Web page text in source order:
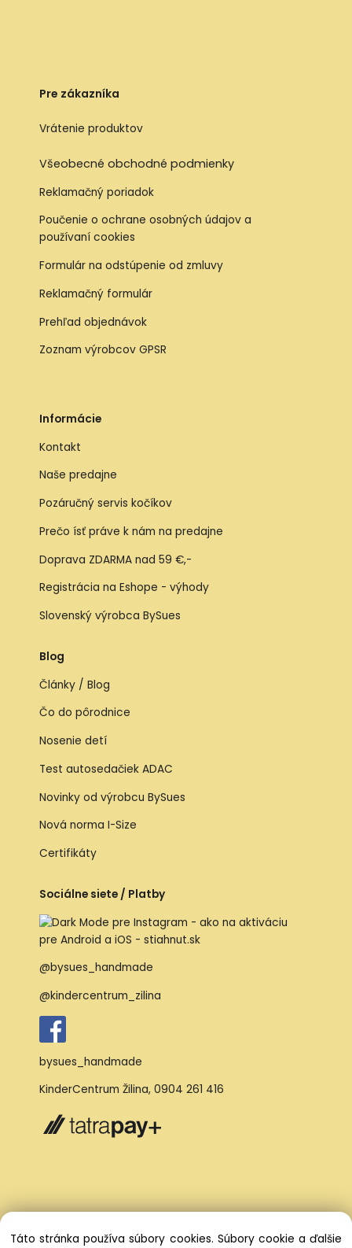
Pre zákazníka
Vrátenie produktov
Všeobecné obchodné podmienky
Reklamačný poriadok
Poučenie o ochrane osobných údajov a
používaní cookies
Formulár na odstúpenie od zmluvy
Reklamačný formulár
Prehľad objednávok
Zoznam výrobcov GPSR
Informácie
Kontakt
Naše predajne
Pozáručný servis kočíkov
Prečo ísť práve k nám na predajne
Doprava ZDARMA nad 59 €,-
Registrácia na Eshope - výhody
Slovenský výrobca BySues
Blog
Články / Blog
Čo do pôrodnice
Nosenie detí
Test autosedačiek ADAC
Novinky od výrobcu BySues
Nová norma I-Size
Certifikáty
Sociálne siete / Platby
@bysues_handmade
@kindercentrum_zilina
bysues_handmade
KinderCentrum Žilina, 0904 261 416
Táto stránka používa súbory cookies. Súbory cookie a ďalšie